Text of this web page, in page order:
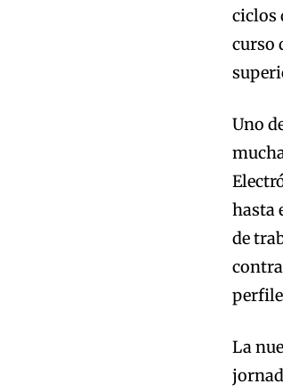
ciclos
curso
Uno
hasta
de
La